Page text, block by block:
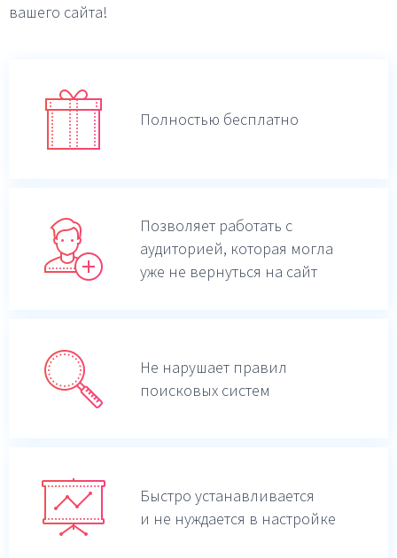
вашего сайта!
Полностью бесплатно
Позволяет работать с
аудиторией, которая могла
уже не вернуться на сайт
Не нарушает правил
поисковых систем
Быстро устанавливается
и не нуждается в настройке